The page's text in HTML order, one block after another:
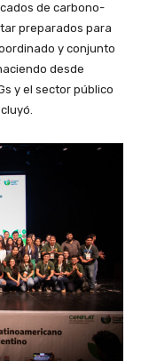
de carbono-
preparados para
y conjunto
desde
y el sector público